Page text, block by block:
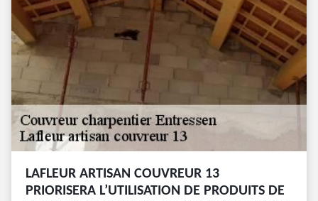
LAFLEUR ARTISAN COUVREUR 13
PRIORISERA L’UTILISATION DE PRODUITS DE